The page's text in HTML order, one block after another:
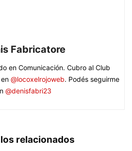
Fabricatore
en Comunicación. Cubro al Club
@locoxelrojoweb. Podés seguirme
@denisfabri23
relacionados